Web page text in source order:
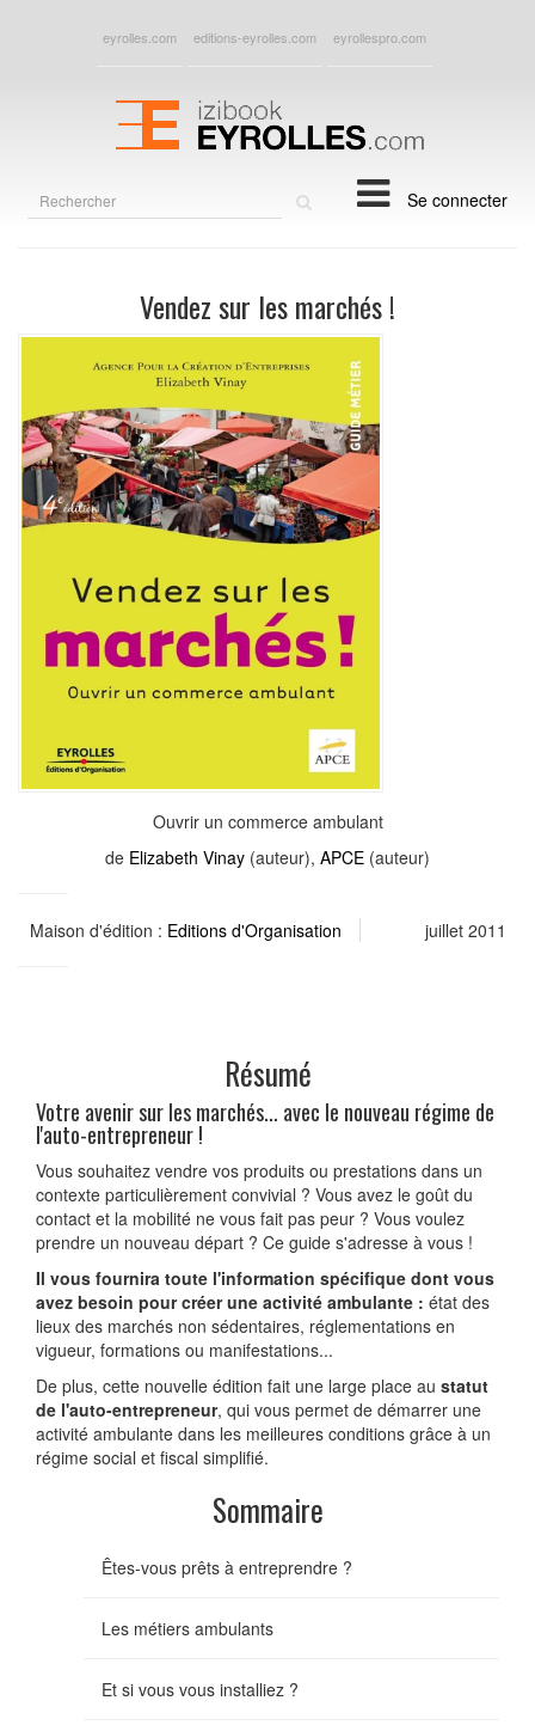
eyrolles.com editions-eyrolles.com eyrollespro.com
Se connecter
Vendez sur les marchés !
Ouvrir un commerce ambulant
de Elizabeth Vinay (auteur), APCE (auteur)
Maison d'édition : Editions d'Organisation juillet 2011
Résumé
Votre avenir sur les marchés... avec le nouveau régime de
l'auto-entrepreneur !
Vous souhaitez vendre vos produits ou prestations dans un
contexte particulièrement convivial ? Vous avez le goût du
contact et la mobilité ne vous fait pas peur ? Vous voulez
prendre un nouveau départ ? Ce guide s'adresse à vous !
Il vous fournira toute l'information spécifique dont vous
avez besoin pour créer une activité ambulante : état des
lieux des marchés non sédentaires, réglementations en
vigueur, formations ou manifestations...
De plus, cette nouvelle édition fait une large place au statut
de l'auto-entrepreneur, qui vous permet de démarrer une
activité ambulante dans les meilleures conditions grâce à un
régime social et fiscal simplifié.
Sommaire
Êtes-vous prêts à entreprendre ?
Les métiers ambulants
Et si vous vous installiez ?